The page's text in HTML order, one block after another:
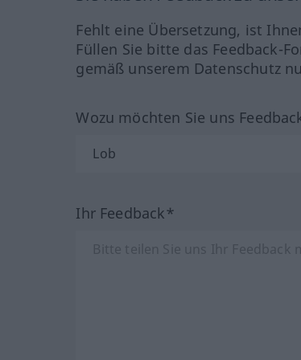
Fehlt eine Übersetzung, ist
Füllen Sie bitte das Feedback-
gemäß unserem Datenschutz
Wozu möchten Sie uns
Ihr Feedback*